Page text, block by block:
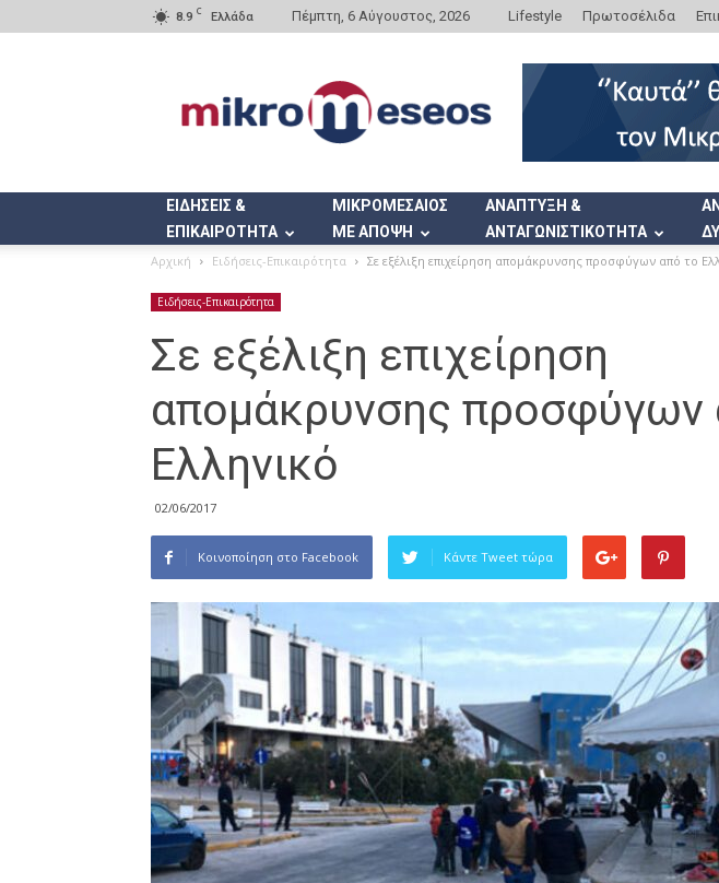
8.9 C Ελλάδα Πέμπτη, 6 Αύγουστος, 2026 Lifestyle Πρωτοσέλιδα
ΕΙΔΗΣΕΙΣ &
ΕΠΙΚΑΙΡΟΤΗΤΑ
ΜΙΚΡΟΜΕΣΑΙΟΣ
ΜΕ ΑΠΟΨΗ
ΑΝΑΠΤΥΞΗ &
ΑΝΤΑΓΩΝΙΣΤΙΚΟΤΗΤΑ
Αρχική Ειδήσεις-Επικαιρότητα Σε εξέλιξη επιχείρηση απομάκρυνσης προσφύγων από το
Ειδήσεις-Επικαιρότητα
Σε εξέλιξη επιχείρηση
απομάκρυνσης προσφύγων
Ελληνικό
02/06/2017
Κοινοποίηση στο Facebook Κάντε Tweet τώρα